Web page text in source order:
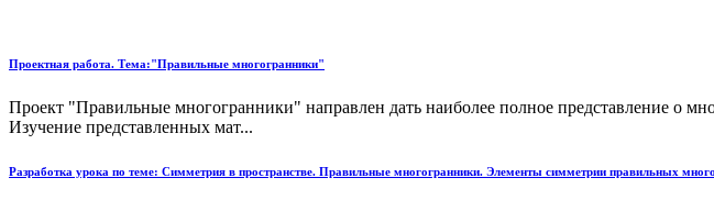
Проектная работа. Тема:"Правильные многогранники"
Проект "Правильные многогранники" направлен дать наиболее полное представление о
Изучение представленных мат...
Разработка урока по теме: Симметрия в пространстве. Правильные многогранники. Элементы симметрии правильных